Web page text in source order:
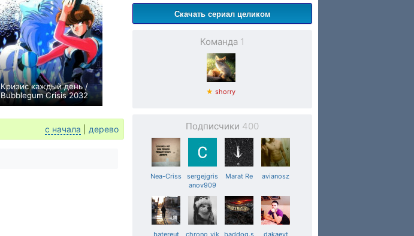
Кризис каждый день /
Bubblegum Crisis 2032
+20 8 83
с начала дерево
Скачать сериал целиком
Команда 1
★ shorry
Подписчики 400
Nea-Criss
sergejgris
anov909
Marat Re avianosz
batereut chrono_vik baddog.s dakaevt